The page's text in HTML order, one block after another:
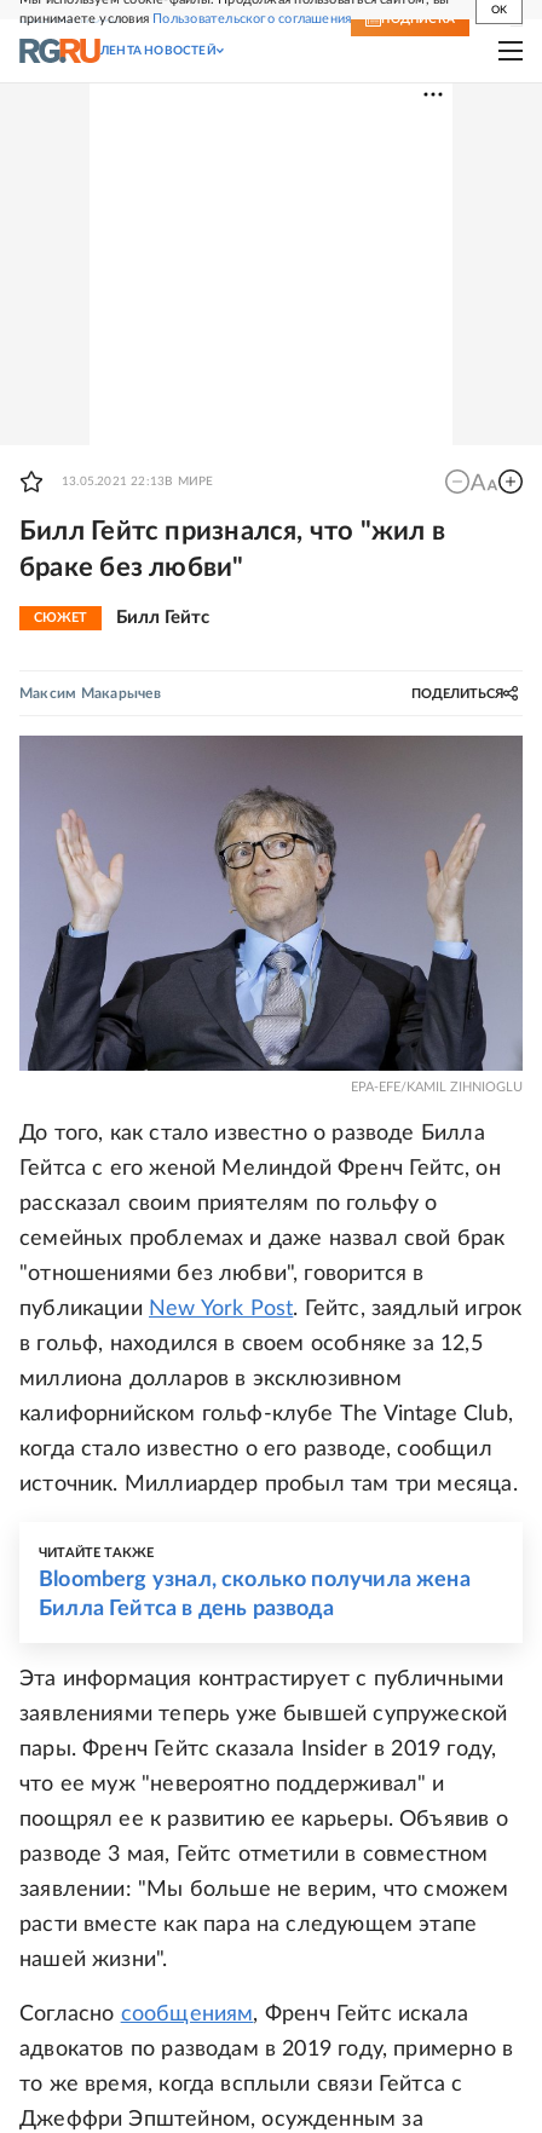
принимаете условия Пользовательского соглашения
OK
СВЕЖИЙ НОМЕР ПОДПИСКА
ЛЕНТА НОВОСТЕЙ
13.05.2021 22:13 В МИРЕ
Билл Гейтс признался, что "жил в
браке без любви"
СЮЖЕТ Билл Гейтс
Максим Макарычев ПОДЕЛИТЬСЯ
EPA-EFE/KAMIL ZIHNIOGLU
До того, как стало известно о разводе Билла
Гейтса с его женой Мелиндой Френч Гейтс, он
рассказал своим приятелям по гольфу о
семейных проблемах и даже назвал свой брак
"отношениями без любви", говорится в
публикации New York Post. Гейтс, заядлый игрок
в гольф, находился в своем особняке за 12,5
миллиона долларов в эксклюзивном
калифорнийском гольф-клубе The Vintage Club,
когда стало известно о его разводе, сообщил
источник. Миллиардер пробыл там три месяца.
ЧИТАЙТЕ ТАКЖЕ
Bloomberg узнал, сколько получила жена
Билла Гейтса в день развода
Эта информация контрастирует с публичными
заявлениями теперь уже бывшей супружеской
пары. Френч Гейтс сказала Insider в 2019 году,
что ее муж "невероятно поддерживал" и
поощрял ее к развитию ее карьеры. Объявив о
разводе 3 мая, Гейтс отметили в совместном
заявлении: "Мы больше не верим, что сможем
расти вместе как пара на следующем этапе
нашей жизни".
Согласно сообщениям, Френч Гейтс искала
адвокатов по разводам в 2019 году, примерно в
то же время, когда всплыли связи Гейтса с
Джеффри Эпштейном, осужденным за